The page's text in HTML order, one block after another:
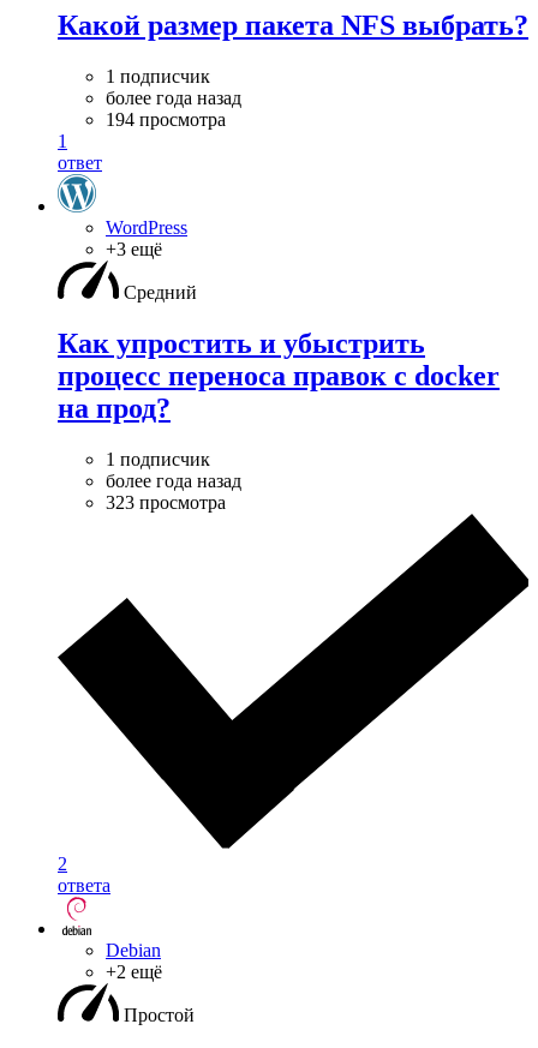
Какой размер пакета NFS выбрать?
1 подписчик
более года назад
194 просмотра
1
ответ
WordPress
+3 ещё
Средний
Как упростить и убыстрить
процесс переноса правок с docker
на прод?
1 подписчик
более года назад
323 просмотра
2
ответа
Debian
+2 ещё
Простой